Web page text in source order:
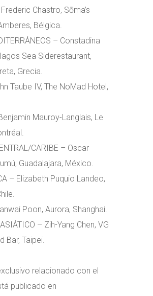
Chastro, Sōma’s
Bélgica.
– Constadina
Sea Siderestaurant,
Grecia.
Taube IV, The NoMad Hotel,
Mauroy-Langlais, Le
CARIBE – Oscar
Guadalajara, México.
– Elizabeth Puquio Landeo,
Poon, Aurora, Shanghai.
– Zih-Yang Chen, VG
Bar, Taipei.
relacionado con el
publicado en